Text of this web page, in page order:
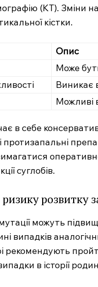
(КТ). Зміни
кістки.
Опис
Може
Виникає
Можливі
в себе
протизапальні
суглобів.
розвитку
можуть
випадків
рекомендують
в історії